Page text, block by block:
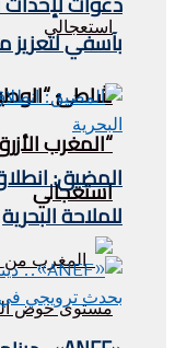
شاطئ
“المغرب
استعجالي
بآسفي لتعزيز
للملاحة البحرية